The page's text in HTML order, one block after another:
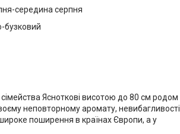
середина серпня
бузковий
Ясноткові висотою до 80 см родом
неповторному аромату, невибагливості
поширення в країнах Європи, а у